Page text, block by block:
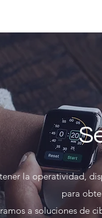
la operatividad,
para
a soluciones de